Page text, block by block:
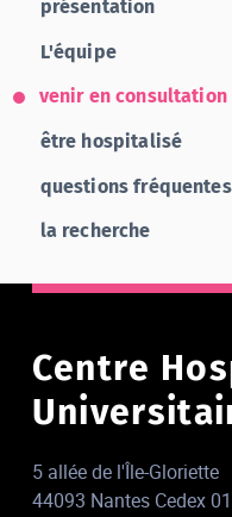
présentation
L'équipe
venir en consultation
être hospitalisé
questions fréquentes
la recherche
Centre
5 allée de l'Île-Gloriette
44093 Nantes Cedex 01